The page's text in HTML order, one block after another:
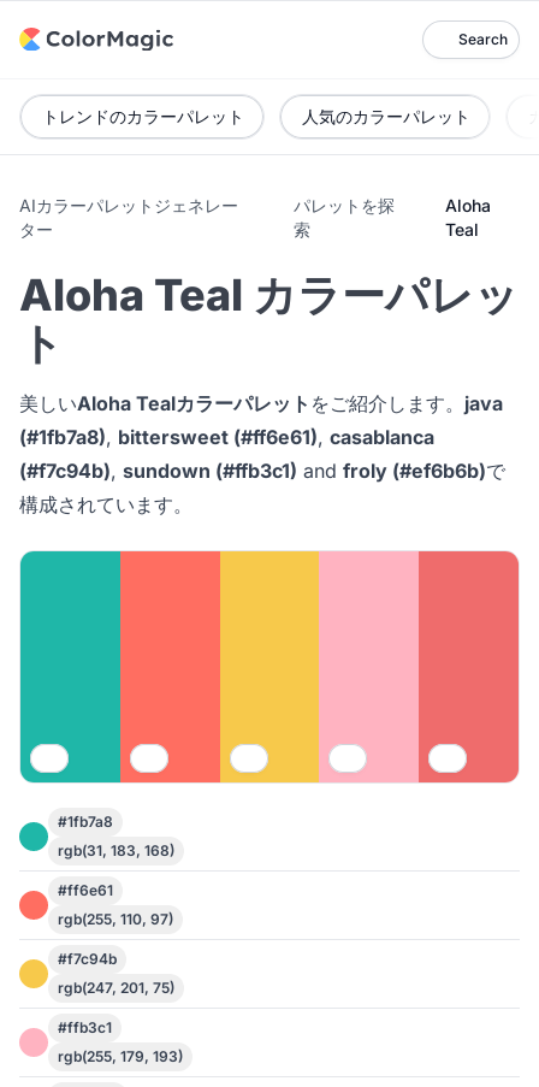
Search
トレンドのカラーパレット 人気のカラーパレット
AIカラーパレットジェネレー
ター
パレットを探
索
Aloha
Teal
Aloha Teal カラーパレッ
ト
美しいAloha Tealカラーパレット をご紹介します。 java
(#1fb7a8), bittersweet (#ff6e61), casablanca
(#f7c94b), sundown (#ffb3c1) and froly (#ef6b6b)で
構成されています。
#1fb7a8
rgb(31, 183, 168)
#ff6e61
rgb(255, 110, 97)
#f7c94b
rgb(247, 201, 75)
#ffb3c1
rgb(255, 179, 193)